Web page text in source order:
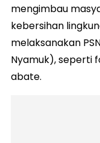
mengimbau
kebersihan
melaksanakan
Nyamuk), seperti
abate.